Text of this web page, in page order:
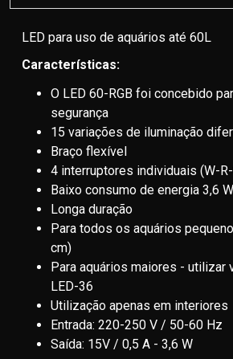
LED para uso de aquários até 60L
Características:
O LED 60-RGB foi concebido
segurança
15 variações de iluminação
Braço flexível
4 interruptores individuais (W-
Baixo consumo de energia 3,6 W
Longa duração
Para todos os aquários
cm)
Para aquários maiores - utilizar
LED-36
Utilização apenas em interiores
Entrada: 220-250 V / 50-60 Hz
Saída: 15V / 0,5 A - 3,6 W